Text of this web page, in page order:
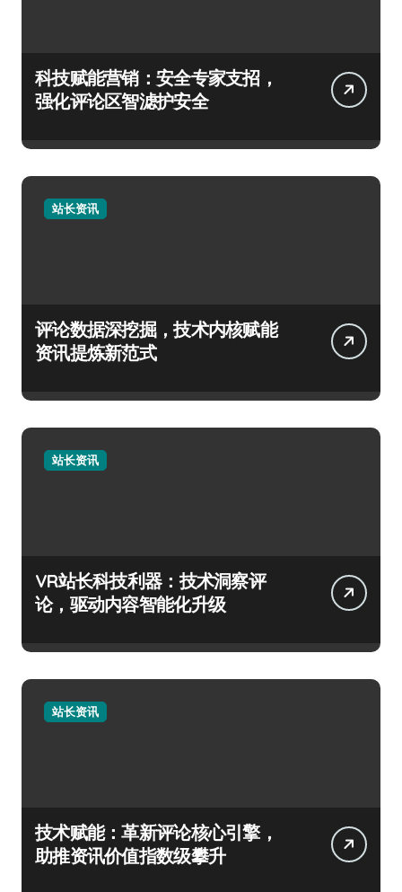
科技赋能营销：安全专家支招，
强化评论区智滤护安全
站长资讯
评论数据深挖掘，技术内核赋能
资讯提炼新范式
站长资讯
VR站长科技利器：技术洞察评
论，驱动内容智能化升级
站长资讯
技术赋能：革新评论核心引擎，
助推资讯价值指数级攀升